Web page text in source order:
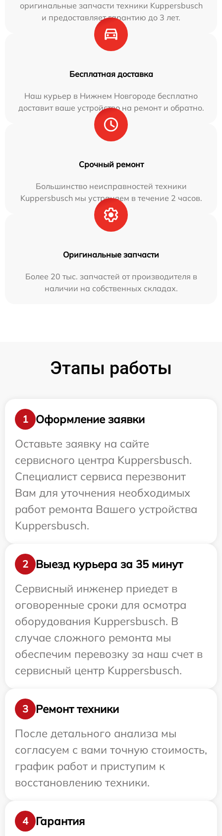
оригинальные запчасти техники Kuppersbusch
и предоставляет гарантию до 3 лет.
Бесплатная доставка
Наш курьер в Нижнем Новгороде бесплатно
доставит ваше устройство на ремонт и обратно.
Срочный ремонт
Большинство неисправностей техники
Kuppersbusch мы устраняем в течение 2 часов.
Оригинальные запчасти
Более 20 тыс. запчастей от производителя в
наличии на собственных складах.
Этапы работы
1
Оформление заявки
Оставьте заявку на сайте
сервисного центра Kuppersbusch.
Специалист сервиса перезвонит
Вам для уточнения необходимых
работ ремонта Вашего устройства
Kuppersbusch.
2
Выезд курьера за 35 минут
Сервисный инженер приедет в
оговоренные сроки для осмотра
оборудования Kuppersbusch. В
случае сложного ремонта мы
обеспечим перевозку за наш счет в
сервисный центр Kuppersbusch.
3
Ремонт техники
После детального анализа мы
согласуем с вами точную стоимость,
график работ и приступим к
восстановлению техники.
4 Гарантия